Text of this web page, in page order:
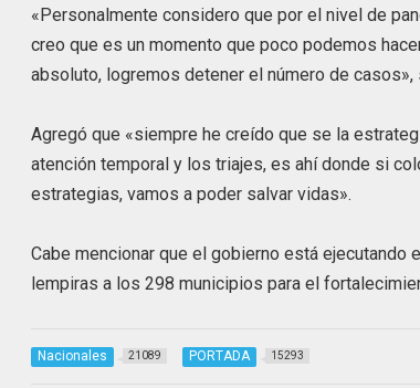
«Personalmente considero que por el nivel de
creo que es un momento que poco podemos
absoluto, logremos detener el número de casos»,
Agregó que «siempre he creído que se la
atención temporal y los triajes, es ahí donde si
estrategias, vamos a poder salvar vidas».
Cabe mencionar que el gobierno está
lempiras a los 298 municipios para el
Nacionales 21089 PORTADA 15293